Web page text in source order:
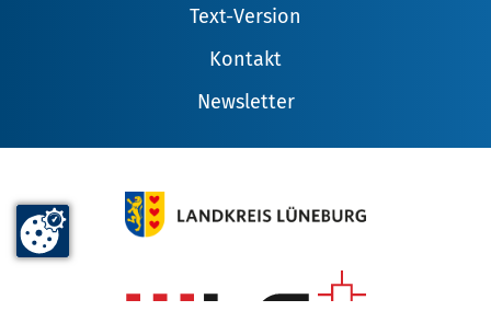
Text-Version
Kontakt
Newsletter